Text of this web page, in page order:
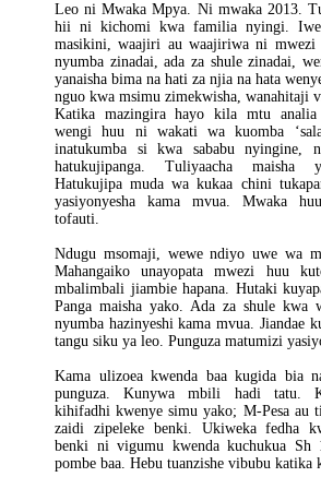
Leo ni Mwaka Mpya. Ni mwaka 2013.
hii ni kichomi kwa familia nyingi.
masikini, waajiri au waajiriwa ni
nyumba zinadai, ada za shule zinadai,
yanaisha bima na hati za njia na hata
nguo kwa msimu zimekwisha, wanahitaji
Katika mazingira hayo kila mtu analia
wengi huu ni wakati wa kuomba
inatukumba si kwa sababu nyingine,
hatukujipanga. Tuliyaacha maisha
Hatukujipa muda wa kukaa chini
yasiyonyesha kama mvua. Mwaka
tofauti.
Ndugu msomaji, wewe ndiyo uwe wa
Mahangaiko unayopata mwezi huu
mbalimbali jiambie hapana. Hutaki
Panga maisha yako. Ada za shule kwa
nyumba hazinyeshi kama mvua. Jiandae
tangu siku ya leo. Punguza matumizi
Kama ulizoea kwenda baa kugida bia
punguza. Kunywa mbili hadi tatu.
kihifadhi kwenye simu yako; M-Pesa au
zaidi zipeleke benki. Ukiweka fedha
benki ni vigumu kwenda kuchukua Sh
pombe baa. Hebu tuanzishe vibubu